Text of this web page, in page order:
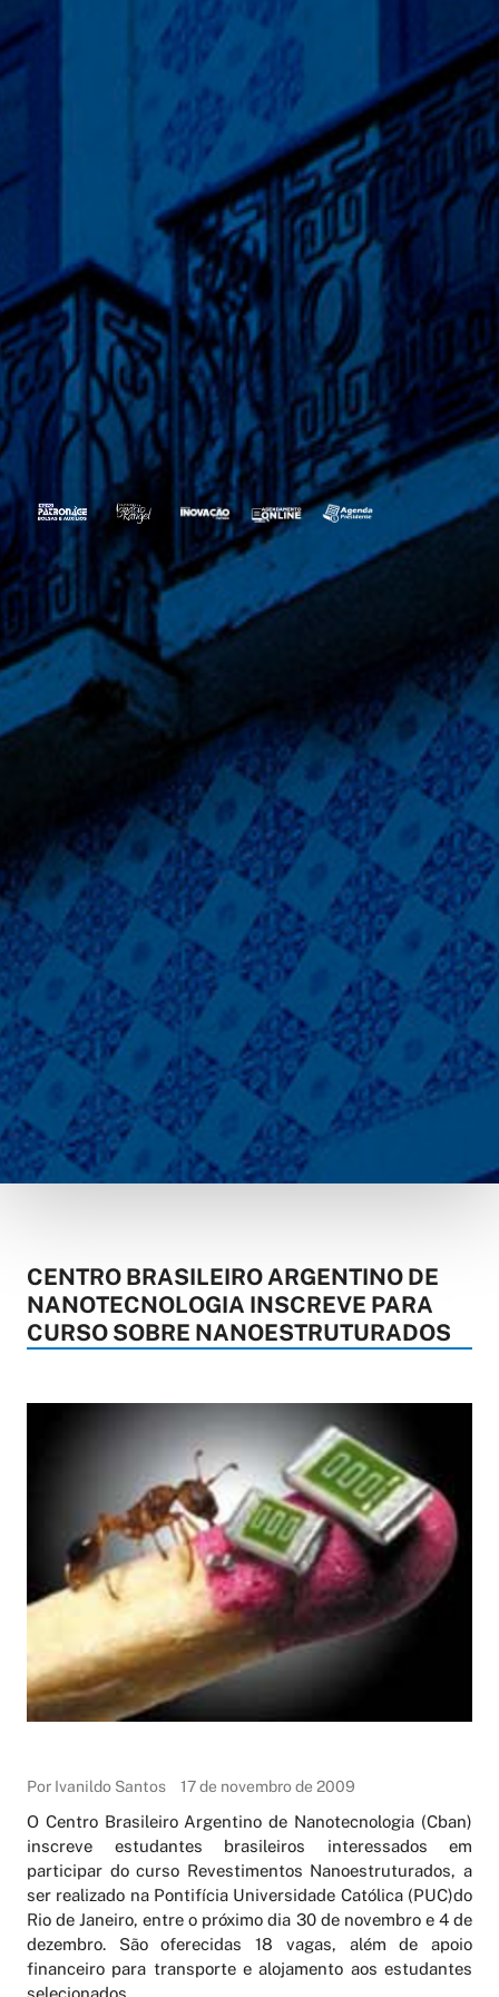
CENTRO BRASILEIRO ARGENTINO DE
NANOTECNOLOGIA INSCREVE PARA
CURSO SOBRE NANOESTRUTURADOS
Por Ivanildo Santos 17 de novembro de 2009
O Centro Brasileiro Argentino de Nanotecnologia (Cban)
inscreve estudantes brasileiros interessados em
participar do curso Revestimentos Nanoestruturados, a
ser realizado na Pontifícia Universidade Católica (PUC)do
Rio de Janeiro, entre o próximo dia 30 de novembro e 4 de
dezembro. São oferecidas 18 vagas, além de apoio
financeiro para transporte e alojamento aos estudantes
selecionados.